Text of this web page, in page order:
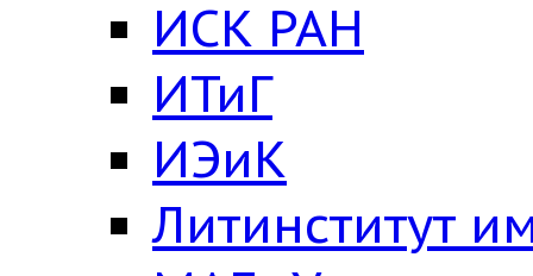
ИСК РАН
ИТиГ
ИЭиК
Литинститут